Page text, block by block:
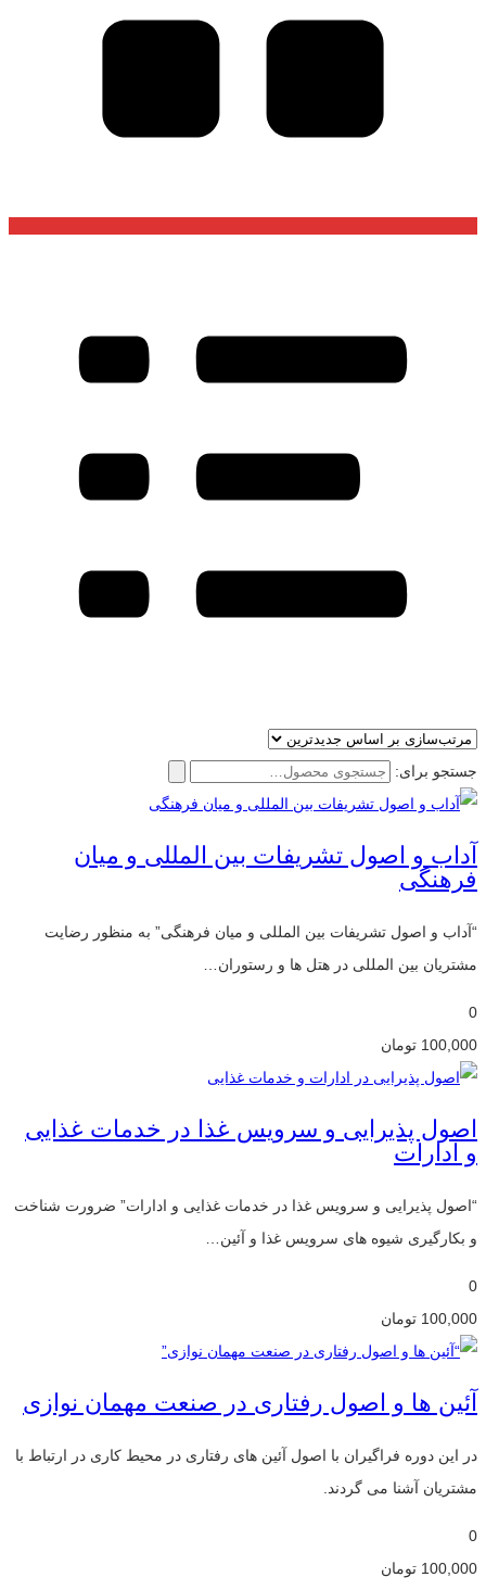
جستجو برای:
آداب و اصول تشریفات بین المللی و میان
فرهنگی
“آداب و اصول تشریفات بین المللی و میان فرهنگی” به منظور رضایت
مشتریان بین المللی در هتل ها و رستوران…
0
100,000 تومان
اصول پذیرایی و سرویس غذا در خدمات غذایی
و ادارات
“اصول پذیرایی و سرویس غذا در خدمات غذایی و ادارات” ضرورت شناخت
و بکارگیری شیوه های سرویس غذا و آئین…
0
100,000 تومان
آئین ها و اصول رفتاری در صنعت مهمان نوازی
در این دوره فراگیران با اصول آئین های رفتاری در محیط کاری در ارتباط با
مشتریان آشنا می گردند.
0
100,000 تومان